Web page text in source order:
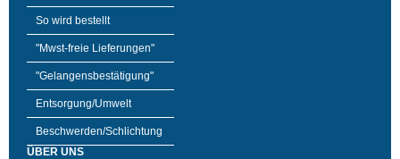
So wird bestellt
"Mwst-freie Lieferungen"
"Gelangensbestätigung"
Entsorgung/Umwelt
Beschwerden/Schlichtung
ÜBER UNS